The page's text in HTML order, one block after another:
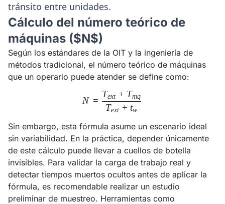
tránsito entre unidades.
Cálculo del número teórico de
máquinas ($N$)
Según los estándares de la OIT y la ingeniería de
métodos tradicional, el número teórico de máquinas
que un operario puede atender se define como:
N = \frac{T_{ext} +
N =
Text + tw
Text + Tmq
Sin embargo, esta fórmula asume un escenario ideal
sin variabilidad. En la práctica, depender únicamente
de este cálculo puede llevar a cuellos de botella
invisibles. Para validar la carga de trabajo real y
detectar tiempos muertos ocultos antes de aplicar la
fórmula, es recomendable realizar un estudio
preliminar de muestreo. Herramientas como